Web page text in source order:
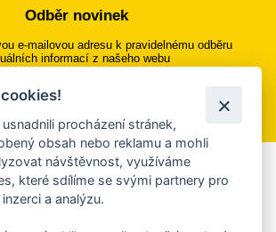
Odběr novinek
e-mailovou adresu k pravidelnému odběru
informací z našeho webu
Přihlásit se k odběru
Mobilní rozhlas
do svého mobilu či mailu upozornění na
procházení stránek,
obsah nebo reklamu a mohli
návštěvnost, využíváme
které sdílíme se svými partnery pro
a analýzu.